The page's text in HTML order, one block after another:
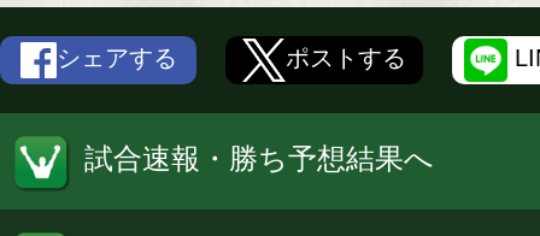
シェアする ポストする
試合速報・勝ち予想結果へ